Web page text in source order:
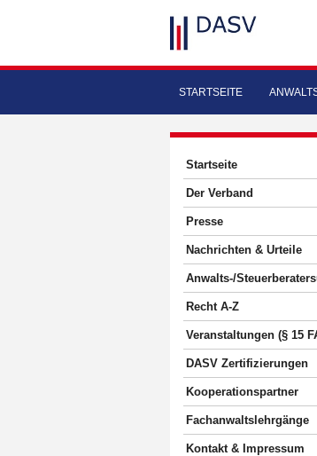
STARTSEITE
Startseite
Der Verband
Presse
Nachrichten & Urteile
Anwalts-/
Recht A-Z
Veranstaltungen (§ 15
DASV Zertifizierungen
Kooperationspartner
Fachanwaltslehrgänge
Kontakt & Impressum